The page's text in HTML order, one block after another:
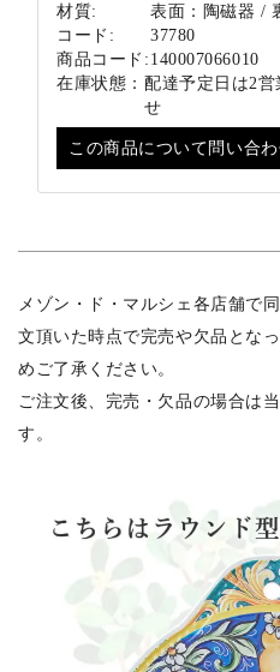
材質:
表面：陶磁器 /
コード:
37780
商品コード: 140007066010
在庫状態： 配達予定日は2
せ
この商品について問い合
メゾン・ド・マルシェ各店舗で
文頂いた時点で完売や欠品とな
めご了承ください。
ご注文後、完売・欠品の場合は
す。